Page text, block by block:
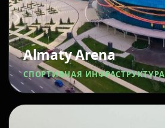
Almaty Arena
СПОРТИВНАЯ ИНФРАСТРУКТУРА